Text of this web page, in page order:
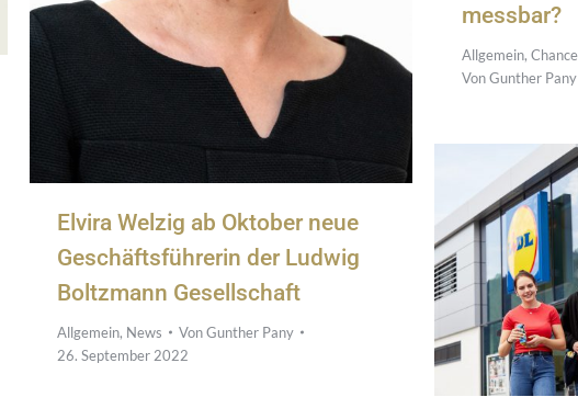
Elvira Welzig ab Oktober neue
Geschäftsführerin der Ludwig
Boltzmann Gesellschaft
Allgemein, News VonGunther Pany
26. September 2022
messbar?
Allgemein,
VonGunther Pany